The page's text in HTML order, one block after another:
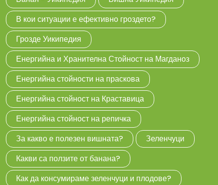
В кои ситуации е ефективно гроздето?
Грозде Уикипедия
Енергийна и Хранителна Стойност на Магданоз
Енергийна стойности на праскова
Енергийна стойност на Краставица
Енергийна стойност на репичка
За какво е полезен вишната?
Зеленчуци
Какви са ползите от банана?
Как да консумираме зеленчуци и плодове?